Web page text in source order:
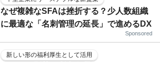
なぜ複雑なSFAは挫折する？少人数組織
に最適な「名刺管理の延長」で進めるDX
Sponsored
新しい形の福利厚生として活用